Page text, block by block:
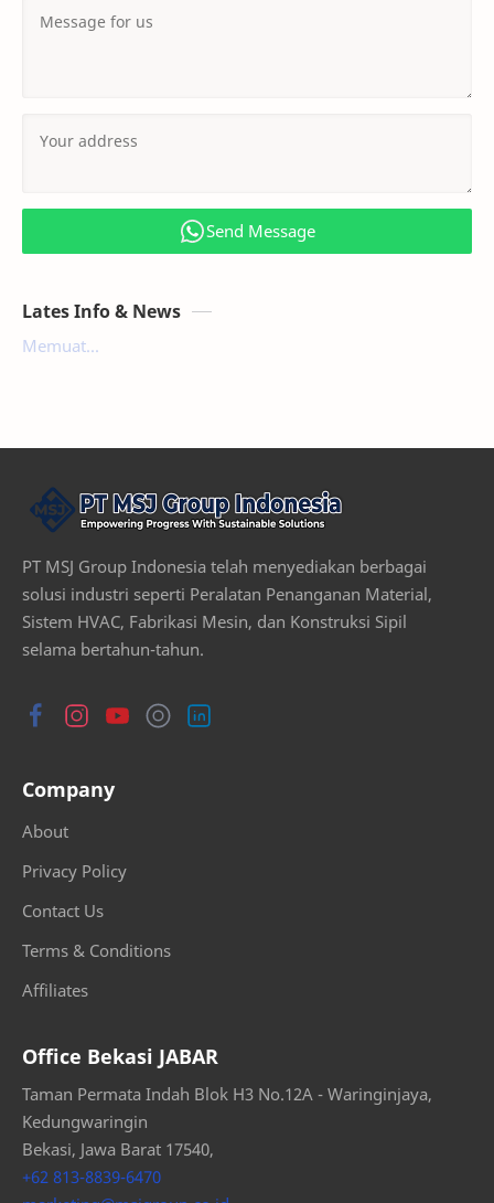
Send Message
Lates Info & News
Memuat...
PT MSJ Group Indonesia telah menyediakan berbagai
solusi industri seperti Peralatan Penanganan Material,
Sistem HVAC, Fabrikasi Mesin, dan Konstruksi Sipil
selama bertahun-tahun.
Company
About
Privacy Policy
Contact Us
Terms & Conditions
Affiliates
Office Bekasi JABAR
Taman Permata Indah Blok H3 No.12A - Waringinjaya,
Kedungwaringin
Bekasi, Jawa Barat 17540,
+62 813-8839-6470